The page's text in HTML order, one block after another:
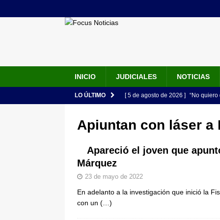
INICIO JUDICIALES NOTICIAS
LO ÚLTIMO [ 5 de agosto de 2026 ] “No
[ 5 de agosto de 2026 ] Audiencia
de su esposa y su bebé
apartan del juicio contra Jorge
[ 5 de agosto de 2026 ] Fiscalía
Apiuntan con láser a
Apareció el joven que
Márquez
23 de mayo de 2022
En adelanto a la investigación que inició la
con un (…)